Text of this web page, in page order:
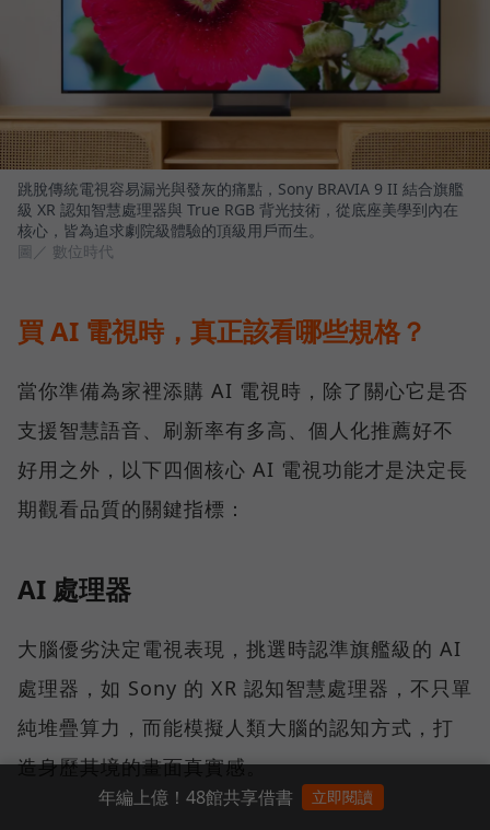
跳脫傳統電視容易漏光與發灰的痛點，Sony BRAVIA 9 II 結合旗艦
級 XR 認知智慧處理器與 True RGB 背光技術，從底座美學到內在
核心，皆為追求劇院級體驗的頂級用戶而生。
圖／ 數位時代
買 AI 電視時，真正該看哪些規格？
當你準備為家裡添購 AI 電視時，除了關心它是否
支援智慧語音、刷新率有多高、個人化推薦好不
好用之外，以下四個核心 AI 電視功能才是決定長
期觀看品質的關鍵指標：
AI 處理器
大腦優劣決定電視表現，挑選時認準旗艦級的 AI
處理器，如 Sony 的 XR 認知智慧處理器，不只單
純堆疊算力，而能模擬人類大腦的認知方式，打
造身歷其境的畫面真實感。
年編上億！48館共享借書 立即閱讀